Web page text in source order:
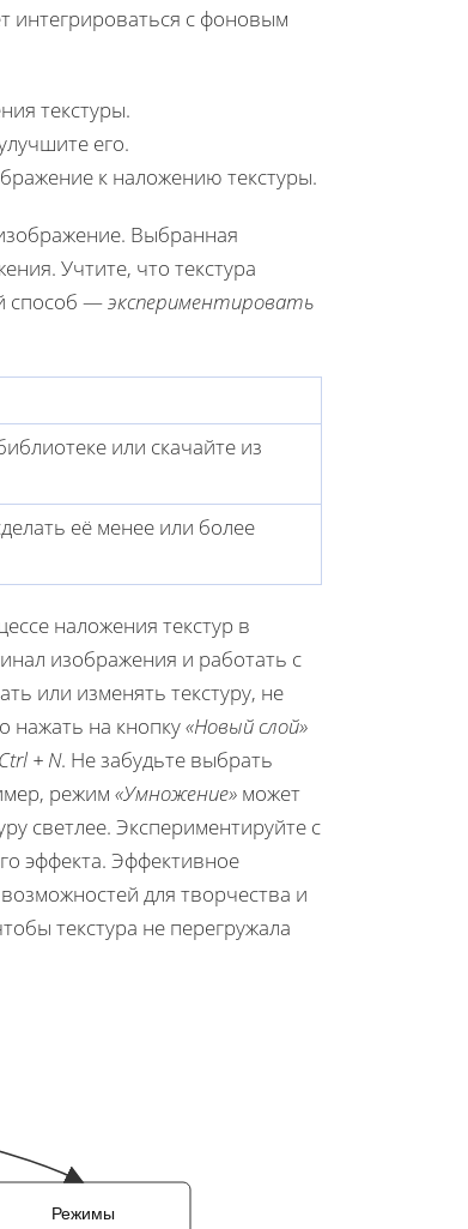
интегрироваться с фоновым
текстуры.
его.
к наложению текстуры.
Выбранная
Учтите, что текстура
способ —экспериментировать
или скачайте из
её менее или более
наложения текстур в
изображения и работать с
или изменять текстуру, не
нажать на кнопку«Новый слой»
+ N. Не забудьте выбрать
режим «Умножение» может
светлее. Экспериментируйте с
эффекта. Эффективное
для творчества и
текстура не перегружала
Режимы